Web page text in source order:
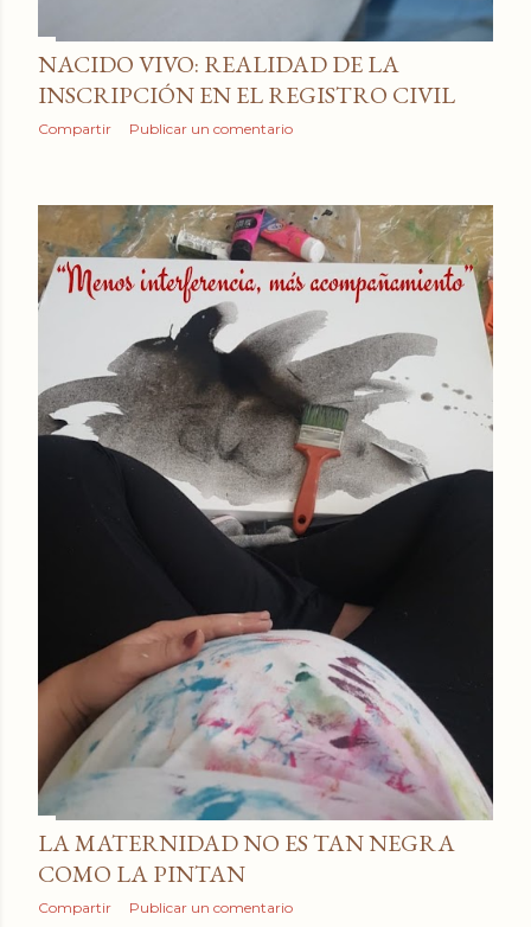
NACIDO VIVO: REALIDAD DE LA
INSCRIPCIÓN EN EL REGISTRO CIVIL
Compartir Publicar un comentario
LA MATERNIDAD NO ES TAN NEGRA
COMO LA PINTAN
Compartir Publicar un comentario